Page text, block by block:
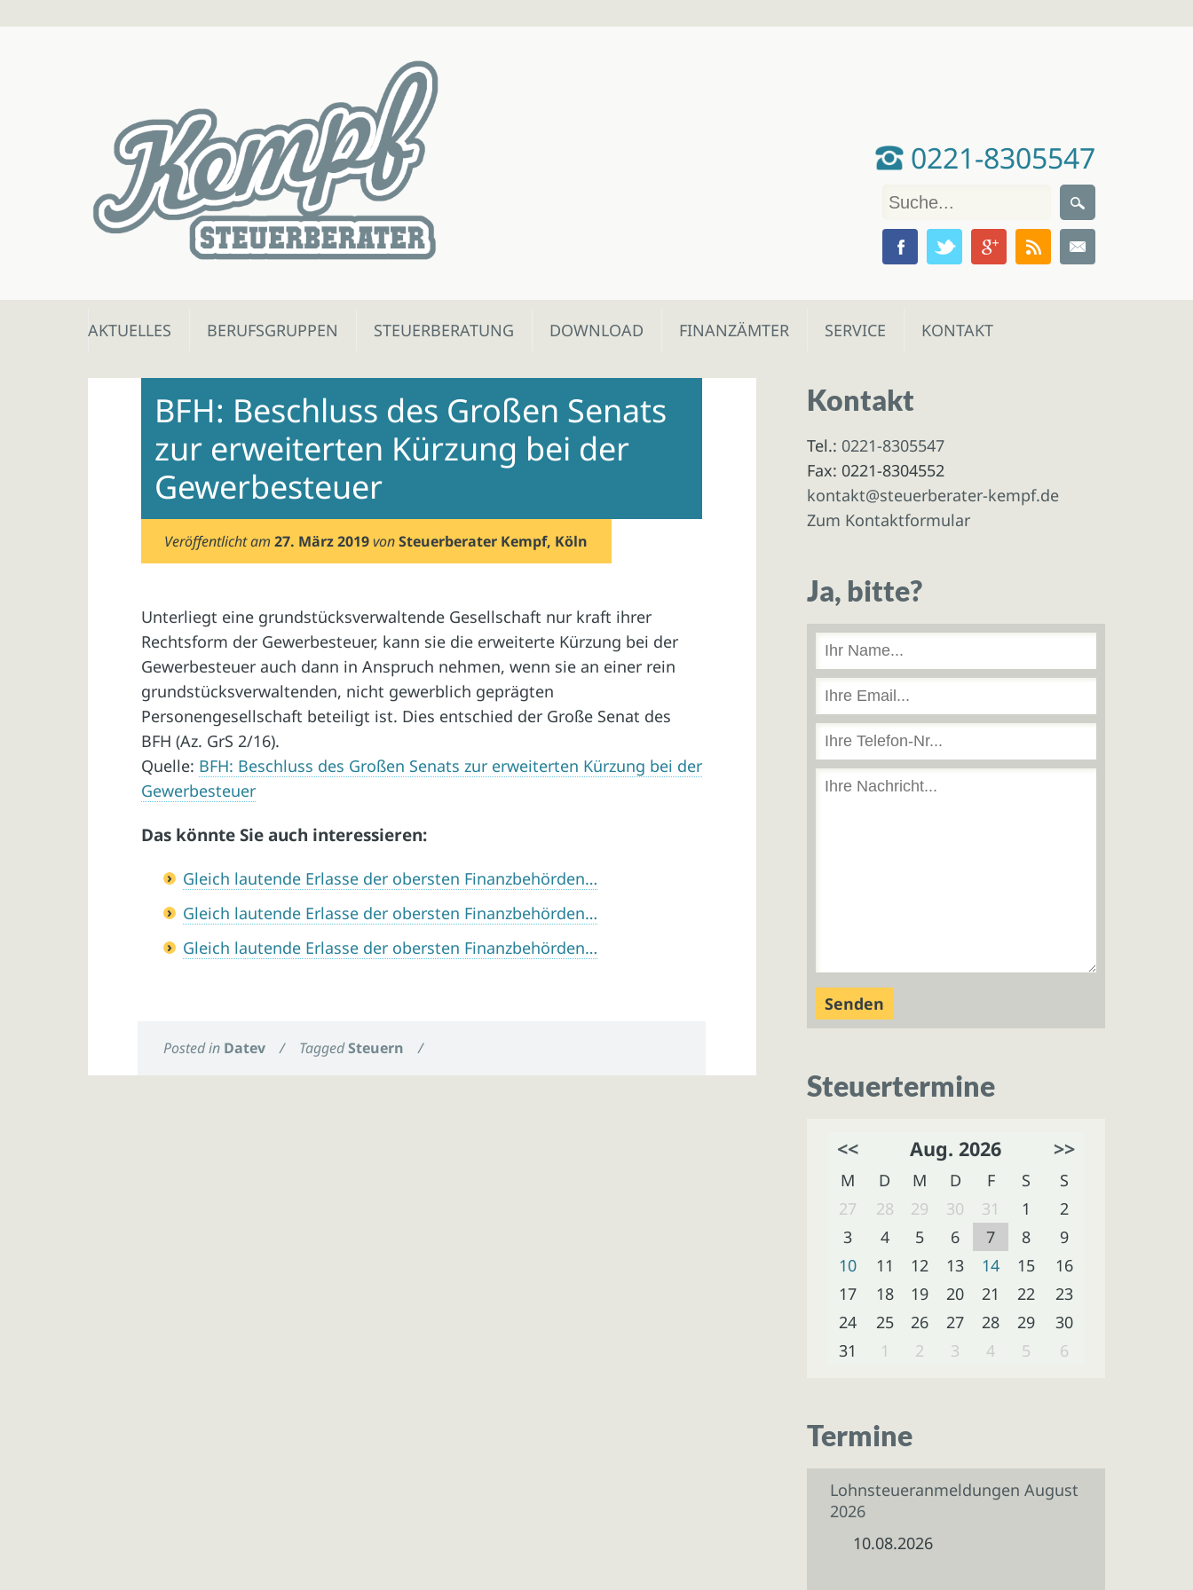
0221-8305547
Skip
AKTUELLES BERUFSGRUPPEN STEUERBERATUNG DOWNLOAD FINANZÄMTER SERVICE KONTAKT
BFH: Beschluss des Großen Senats
zur erweiterten Kürzung bei der
Gewerbesteuer
Veröffentlicht am27. März 2019 vonSteuerberater Kempf, Köln
Unterliegt eine grundstücksverwaltende Gesellschaft nur kraft ihrer
Rechtsform der Gewerbesteuer, kann sie die erweiterte Kürzung bei der
Gewerbesteuer auch dann in Anspruch nehmen, wenn sie an einer rein
grundstücksverwaltenden, nicht gewerblich geprägten
Personengesellschaft beteiligt ist. Dies entschied der Große Senat des
BFH (Az. GrS 2/16).
Quelle: BFH: Beschluss des Großen Senats zur erweiterten Kürzung bei der
Gewerbesteuer
Das könnte Sie auch interessieren:
Gleich lautende Erlasse der obersten Finanzbehörden…
Gleich lautende Erlasse der obersten Finanzbehörden…
Gleich lautende Erlasse der obersten Finanzbehörden…
Posted in Datev / TaggedSteuern /
Kontakt
Tel.: 0221-8305547
Fax: 0221-8304552
kontakt@steuerberater-kempf.de
Zum Kontaktformular
Ja, bitte?
Steuertermine
<< Aug. 2026 >>
M D M D F S
S
27
28 29 30 31 1
2
3
4 5 6 7 8
9
10
11 12 13 14 15
16
17
18 19 20 21 22
23
24
25 26 27 28 29
30
31
1 2 3 4 5 6
Termine
Lohnsteueranmeldungen August
2026
10.08.2026